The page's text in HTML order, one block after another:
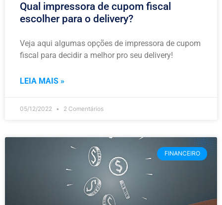
Qual impressora de cupom fiscal
escolher para o delivery?
Veja aqui algumas opções de impressora de cupom
fiscal para decidir a melhor pro seu delivery!
LEIA MAIS »
05/12/2022 2 Comentários
FINANCEIRO